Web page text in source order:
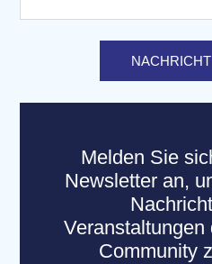
Melden Sie
Newsletter an,
Veranstaltungen
Community